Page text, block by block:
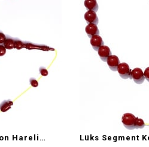
Barış Bülbül Alman Helezon Hareli Sıkma Tesbih